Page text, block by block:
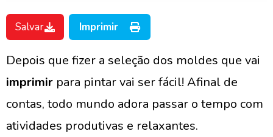
Salvar Imprimir
Depois que fizer a seleção dos moldes que vai
imprimir para pintar vai ser fácil! Afinal de
contas, todo mundo adora passar o tempo com
atividades produtivas e relaxantes.